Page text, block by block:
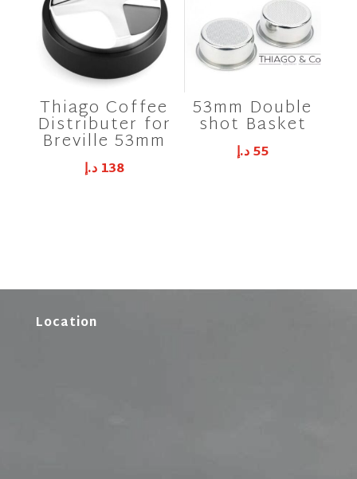
Thiago Coffee
Distributer for
Breville 53mm
138 د.إ
53mm Double
shot Basket
55د.إ
Location